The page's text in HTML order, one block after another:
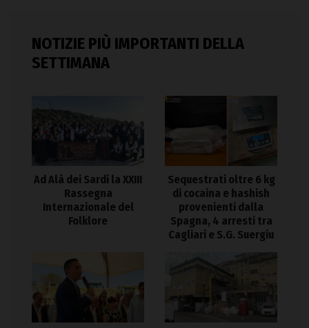
NOTIZIE PIÙ IMPORTANTI DELLA
SETTIMANA
Ad Alà dei Sardi la XXIII
Rassegna
Internazionale del
Folklore
Sequestrati oltre 6 kg
di cocaina e hashish
provenienti dalla
Spagna, 4 arresti tra
Cagliari e S.G. Suergiu